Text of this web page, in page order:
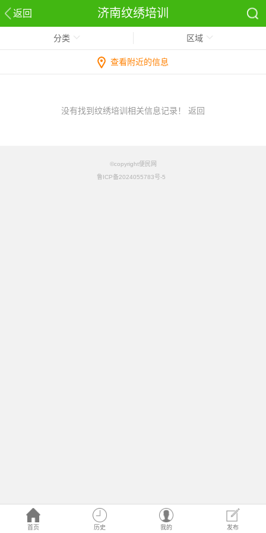
返回 济南纹绣培训
首页 历史 我的 发布
分类 区域
查看附近的信息
没有找到纹绣培训相关信息记录！ 返回
©copyright便民网
鲁ICP备2024055783号-5